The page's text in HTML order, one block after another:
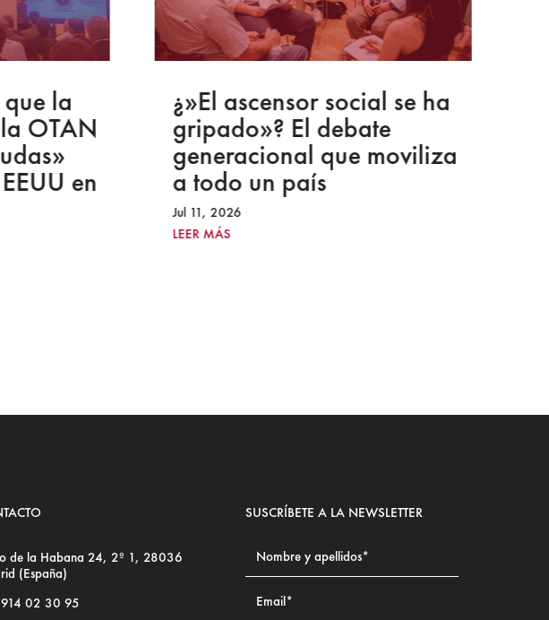
la
OTAN
en
¿»El ascensor social se ha
gripado»? El debate
generacional que moviliza
a todo un país
Jul 11, 2026
LEER MÁS
de la Habana 24, 2º 1, 28036
(España)
02 30 95
SUSCRÍBETE A LA NEWSLETTER